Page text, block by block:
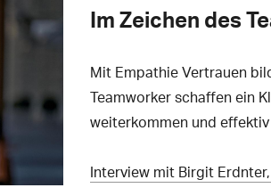
Im Zeichen des
Mit Empathie Vertrauen
Teamworker schaffen ein
weiterkommen und
Interview mit Birgit